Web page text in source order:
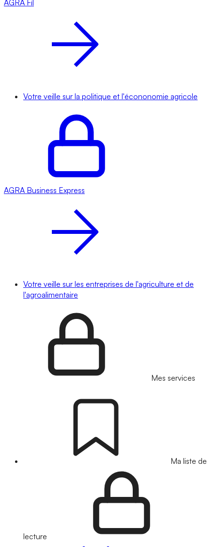
AGRA Fil
Votre veille sur la politique et l'écononomie agricole
AGRA Business Express
Votre veille sur les entreprises de l'agriculture et de
l'agroalimentaire
Mes services
Ma liste de
lecture